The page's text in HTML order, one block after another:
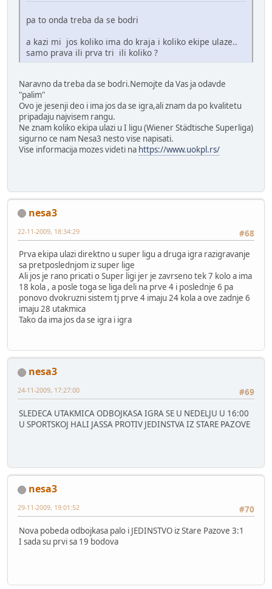
pa to onda treba da se bodri
a kazi mi jos koliko ima do kraja i koliko ekipe ulaze..
samo prava ili prva tri ili koliko ?
Naravno da treba da se bodri.Nemojte da Vas ja odavde
"palim"
Ovo je jesenji deo i ima jos da se igra,ali znam da po kvalitetu
pripadaju najvisem rangu.
Ne znam koliko ekipa ulazi u I ligu (Wiener Städtische Superliga)
sigurno ce nam Nesa3 nesto vise napisati.
Vise informacija mozes videti na https://www.uokpl.rs/
nesa3
#68
22-11-2009, 18:34:29
Prva ekipa ulazi direktno u super ligu a druga igra razigravanje
sa pretposlednjom iz super lige
Ali jos je rano pricati o Super ligi jer je zavrseno tek 7 kolo a ima
18 kola , a posle toga se liga deli na prve 4 i poslednje 6 pa
ponovo dvokruzni sistem tj prve 4 imaju 24 kola a ove zadnje 6
imaju 28 utakmica
Tako da ima jos da se igra i igra
nesa3
#69
24-11-2009, 17:27:00
SLEDECA UTAKMICA ODBOJKASA IGRA SE U NEDELJU U 16:00
U SPORTSKOJ HALI JASSA PROTIV JEDINSTVA IZ STARE PAZOVE
nesa3
#70
29-11-2009, 19:01:52
Nova pobeda odbojkasa palo i JEDINSTVO iz Stare Pazove 3:1
I sada su prvi sa 19 bodova